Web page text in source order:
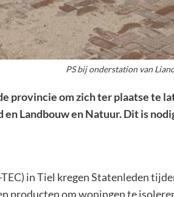
PS bij onderstation van
provincie om zich ter plaatse te
Landbouw en Natuur. Dit is
in Tiel kregen Statenleden
producten om woningen te